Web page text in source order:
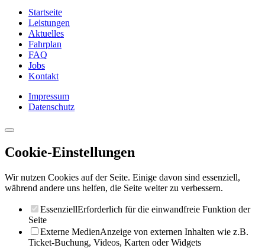
Startseite
Leistungen
Aktuelles
Fahrplan
FAQ
Jobs
Kontakt
Impressum
Datenschutz
Cookie-Einstellungen
Wir nutzen Cookies auf der Seite. Einige davon sind essenziell,
während andere uns helfen, die Seite weiter zu verbessern.
EssenziellErforderlich für die einwandfreie Funktion der
Seite
Externe MedienAnzeige von externen Inhalten wie z.B.
Ticket-Buchung, Videos, Karten oder Widgets